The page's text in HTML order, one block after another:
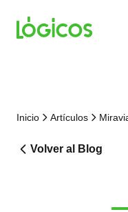
Inicio Artículos
Volver al Blog